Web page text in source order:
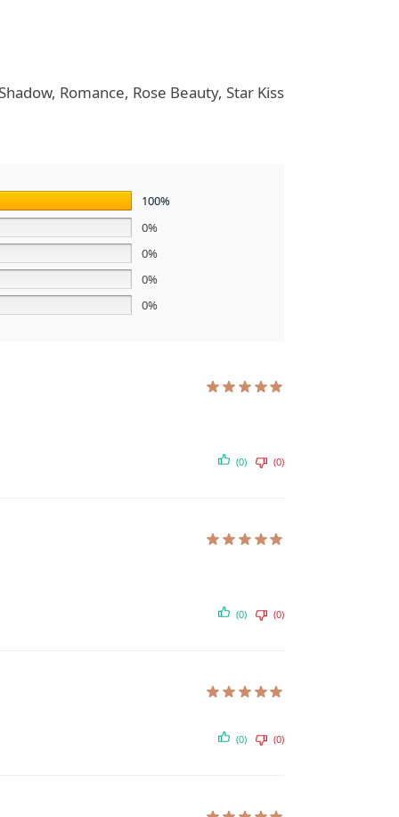
Romance, Rose Beauty, Star Kiss
100%
0%
0%
0%
0%
(0) (0)
(0) (0)
(0) (0)